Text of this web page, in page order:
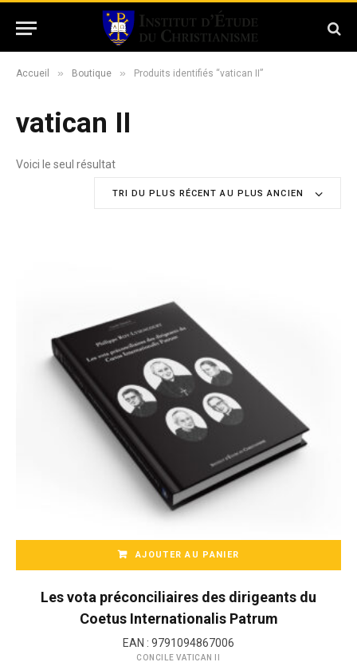
Accueil » Boutique » Produits identifiés “vatican II”
vatican II
Voici le seul résultat
TRI DU PLUS RÉCENT AU PLUS ANCIEN
AJOUTER AU PANIER
Les vota préconciliaires des dirigeants du
Coetus Internationalis Patrum
EAN : 9791094867006
CONCILE VATICAN II